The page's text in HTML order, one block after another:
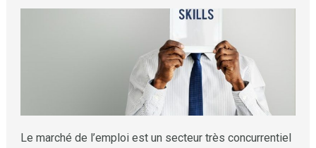
Le marché de l’emploi est un secteur très concurrentiel